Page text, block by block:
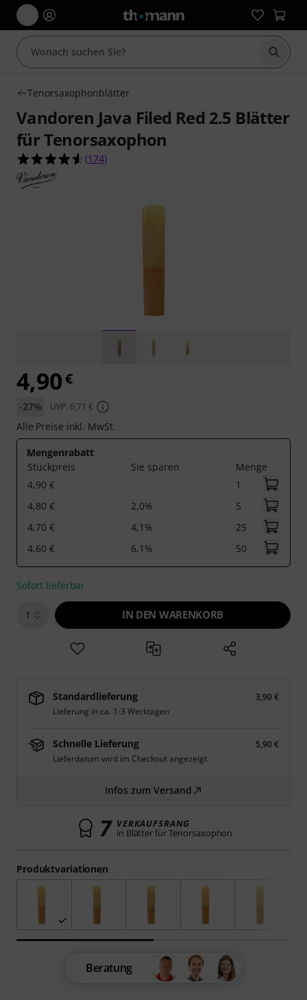
Suche
Tenorsaxophonblätter
Vandoren Java Filed Red 2.5 Blätter
für Tenorsaxophon
4.6 von 5 Sternen aus 174 Kundenbewertungen
(174)
Produktvariationen
4,90€
-27% UVP: 6,71 €
Alle Preise inkl. MwSt.
Mengenrabatt
Stückpreis
Sie sparen
Menge
4,90 €
1
4,80 €
2,0%
5
4,70 €
4,1%
25
4,60 €
6,1% 50
Sofort lieferbar
1 IN DEN WARENKORB
Standardlieferung
3,90 €
Lieferung in ca. 1-3 Werktagen
Schnelle Lieferung
5,90 €
Lieferdatum wird im Checkout angezeigt.
Infos zum Versand
7 VERKAUFSRANG
in Blätter für Tenorsaxophon
Beratung